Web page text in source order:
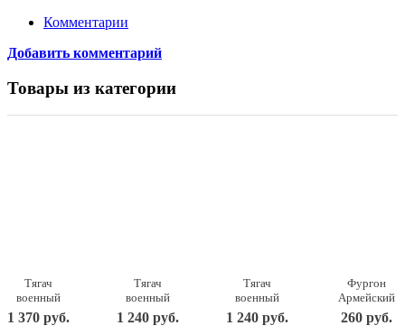
Комментарии
Добавить комментарий
Товары из категории
Тягач
военный
Щит с
вертолетом
1 370 руб.
Тягач
военный
Щит с
танком
1 240 руб.
Тягач
военный
Щит с
кунгом
1 240 руб.
Фургон
Армейский
238
260 руб.